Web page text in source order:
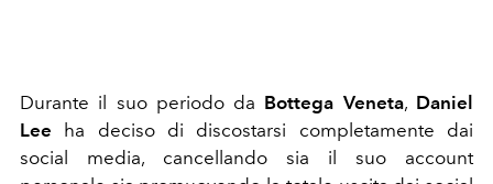
Durante il suo periodo da Bottega Veneta, Daniel
Lee ha deciso di discostarsi completamente dai
social media, cancellando sia il suo account